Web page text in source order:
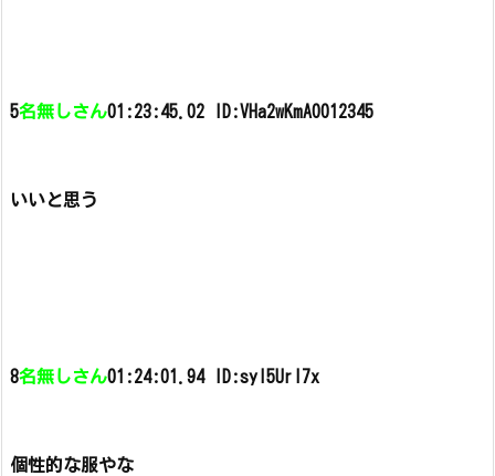
5名無しさん01:23:45.02 ID:VHa2wKmA0012345
いいと思う
8名無しさん01:24:01.94 ID:syl5Url7x
個性的な服やな